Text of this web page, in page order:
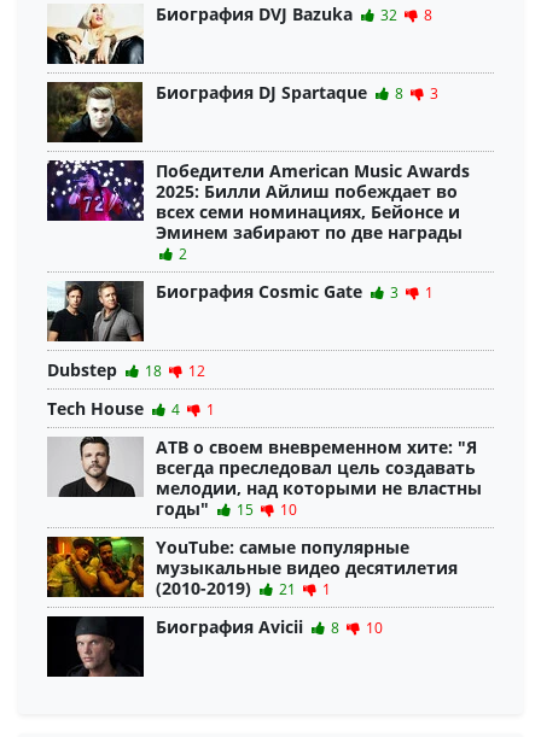
Биография DVJ Bazuka 32 8
Биография DJ Spartaque 8 3
Победители American Music Awards
2025: Билли Айлиш побеждает во
всех семи номинациях, Бейонсе и
Эминем забирают по две награды
2
Биография Cosmic Gate 3 1
Dubstep 18 12
Tech House 4 1
ATB о своем вневременном хите: "Я
всегда преследовал цель создавать
мелодии, над которыми не властны
годы"
15 10
YouTube: самые популярные
музыкальные видео десятилетия
(2010-2019)
21 1
Биография Avicii 8 10